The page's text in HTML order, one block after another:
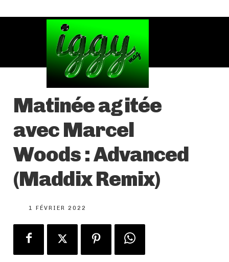
Matinée agitée
avec Marcel
Woods : Advanced
(Maddix Remix)
1 FÉVRIER 2022